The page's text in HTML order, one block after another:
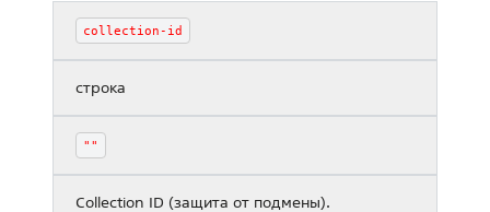
collection-id
строка
""
Collection ID (защита от подмены).